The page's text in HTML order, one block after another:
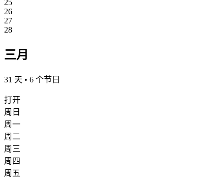
25
26
27
28
三月
31 天 • 6 个节日
打开
周日
周一
周二
周三
周四
周五